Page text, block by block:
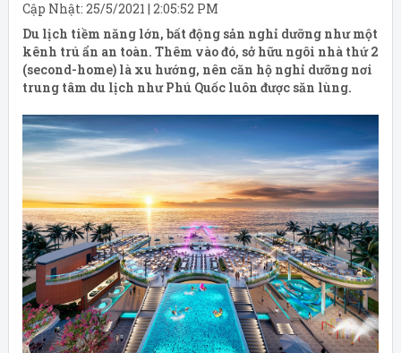
Cập Nhật: 25/5/2021 | 2:05:52 PM
Du lịch tiềm năng lớn, bất động sản nghỉ dưỡng như một
kênh trú ẩn an toàn. Thêm vào đó, sở hữu ngôi nhà thứ 2
(second-home) là xu hướng, nên căn hộ nghỉ dưỡng nơi
trung tâm du lịch như Phú Quốc luôn được săn lùng.